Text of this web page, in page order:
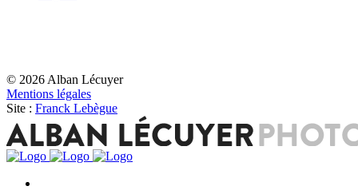
© 2026 Alban Lécuyer
Mentions légales
Site : Franck Lebègue